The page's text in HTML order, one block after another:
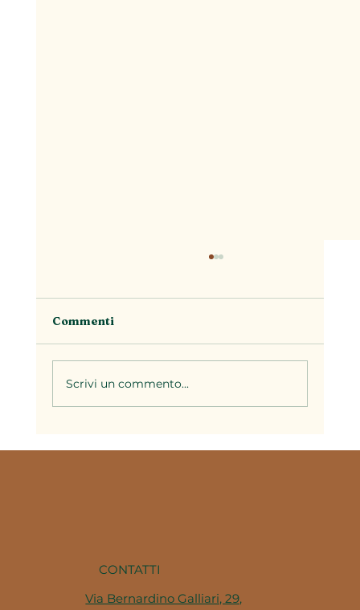
Commenti
Scrivi un commento...
CONTATTI
Via Bernardino Galliari, 29,